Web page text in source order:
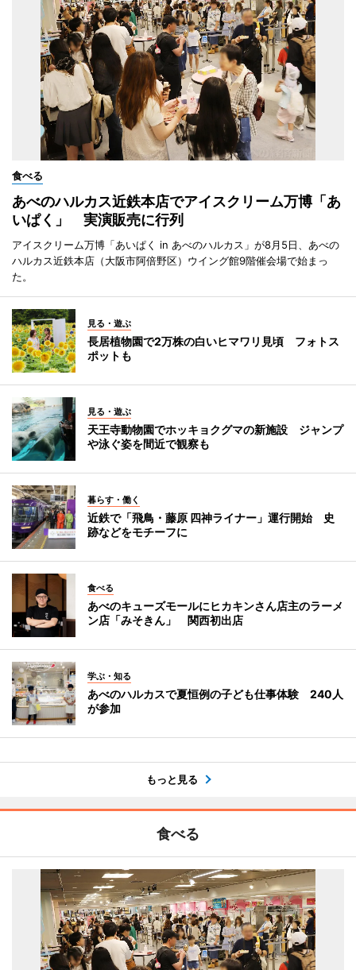
食べる
あべのハルカス近鉄本店でアイスクリーム万博「あ
いぱく」 実演販売に行列
アイスクリーム万博「あいぱく in あべのハルカス」が8月5日、あべの
ハルカス近鉄本店（大阪市阿倍野区）ウイング館9階催会場で始まっ
た。
見る・遊ぶ
長居植物園で2万株の白いヒマワリ見頃 フォトス
ポットも
見る・遊ぶ
天王寺動物園でホッキョクグマの新施設 ジャンプ
や泳ぐ姿を間近で観察も
暮らす・働く
近鉄で「飛鳥・藤原 四神ライナー」運行開始 史
跡などをモチーフに
食べる
あべのキューズモールにヒカキンさん店主のラーメ
ン店「みそきん」 関西初出店
学ぶ・知る
あべのハルカスで夏恒例の子ども仕事体験 240人
が参加
もっと見る
食べる